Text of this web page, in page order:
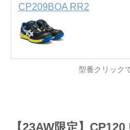
CP209BOA RR2
型番クリック
【23AW限定】